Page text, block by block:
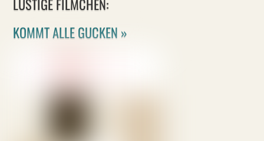
KOMMT ALLE GUCKEN »